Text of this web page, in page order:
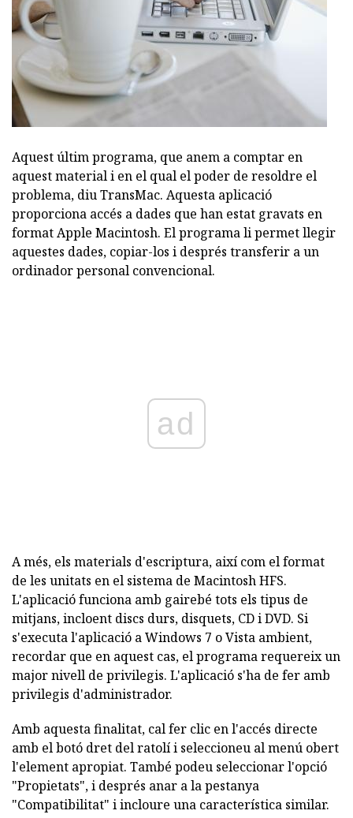
Aquest últim programa, que anem a comptar en
aquest material i en el qual el poder de resoldre el
problema, diu TransMac. Aquesta aplicació
proporciona accés a dades que han estat gravats en
format Apple Macintosh. El programa li permet llegir
aquestes dades, copiar-los i després transferir a un
ordinador personal convencional.
ad
A més, els materials d'escriptura, així com el format
de les unitats en el sistema de Macintosh HFS.
L'aplicació funciona amb gairebé tots els tipus de
mitjans, incloent discs durs, disquets, CD i DVD. Si
s'executa l'aplicació a Windows 7 o Vista ambient,
recordar que en aquest cas, el programa requereix un
major nivell de privilegis. L'aplicació s'ha de fer amb
privilegis d'administrador.
Amb aquesta finalitat, cal fer clic en l'accés directe
amb el botó dret del ratolí i seleccioneu al menú obert
l'element apropiat. També podeu seleccionar l'opció
"Propietats", i després anar a la pestanya
"Compatibilitat" i incloure una característica similar.